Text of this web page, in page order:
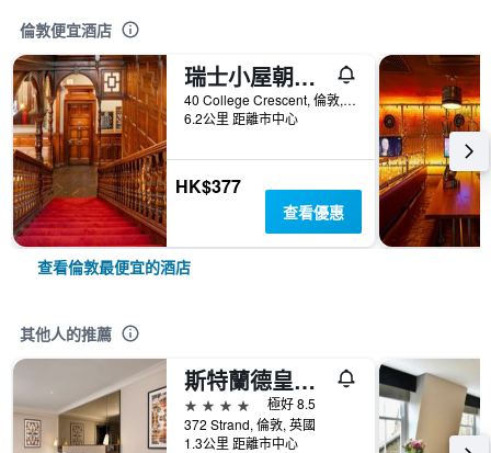
倫敦便宜酒店
瑞士小屋朝聖者酒店
40 College Crescent, 倫敦, 英國
6.2公里 距離市中心
HK$377
查看優惠
查看倫敦最便宜的酒店
其他人的推薦
斯特蘭德皇宫飯店
4星級
極好 8.5
372 Strand, 倫敦, 英國
1.3公里 距離市中心